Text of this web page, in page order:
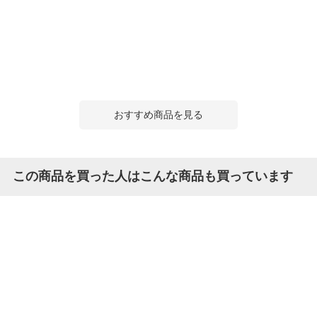
おすすめ商品を見る
この商品を買った人はこんな商品も買っています